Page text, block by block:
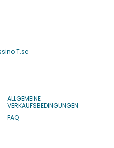
T.se
ALLGEMEINE
VERKAUFSBEDINGUNGEN
FAQ